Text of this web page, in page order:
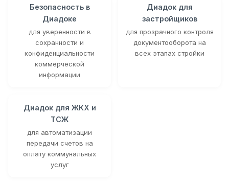
Безопасность в
Диадоке
для уверенности в
сохранности и
конфиденциальности
коммерческой
информации
Диадок для
застройщиков
для прозрачного контроля
документооборота на
всех этапах стройки
Диадок для ЖКХ и
ТСЖ
для автоматизации
передачи счетов на
оплату коммунальных
услуг